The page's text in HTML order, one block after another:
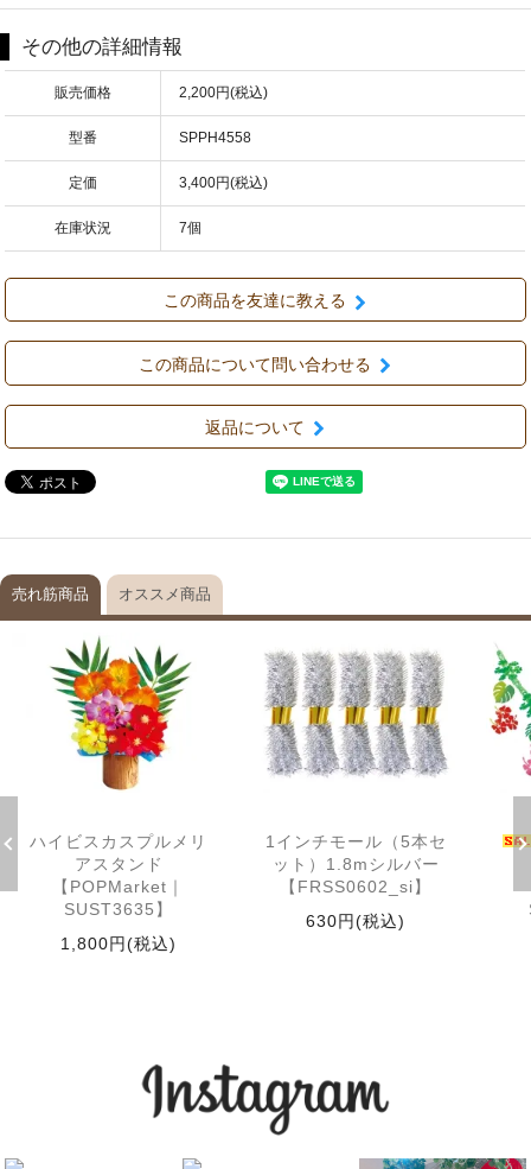
その他の詳細情報
販売価格 2,200円(税込)
型番 SPPH4558
定価 3,400円(税込)
在庫状況 7個
この商品を友達に教える
この商品について問い合わせる
返品について
売れ筋商品 オススメ商品
ハイビスカスプルメリ
アスタンド
【POPMarket｜
SUST3635】
1,800円(税込)
1インチモール（5本セ
ット）1.8mシルバー
【FRSS0602_si】
630円(税込)